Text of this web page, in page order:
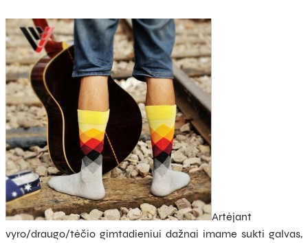
Artėjant
vyro/draugo/tėčio gimtadieniui dažnai imame sukti galvas,